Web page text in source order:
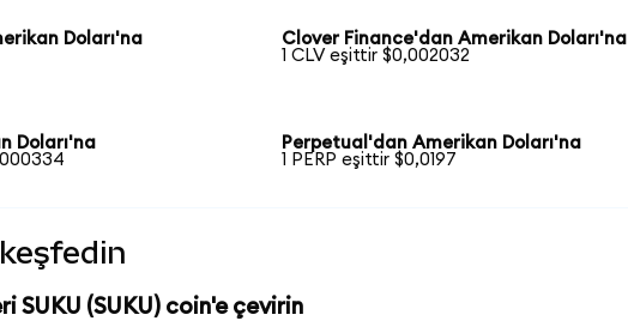
Doları'na
Clover Finance'dan Amerikan Doları'na
1 CLV eşittir $0,002032
Doları'na
Perpetual'dan Amerikan Doları'na
1 PERP eşittir $0,0197
SUKU (SUKU) coin'e çevirin